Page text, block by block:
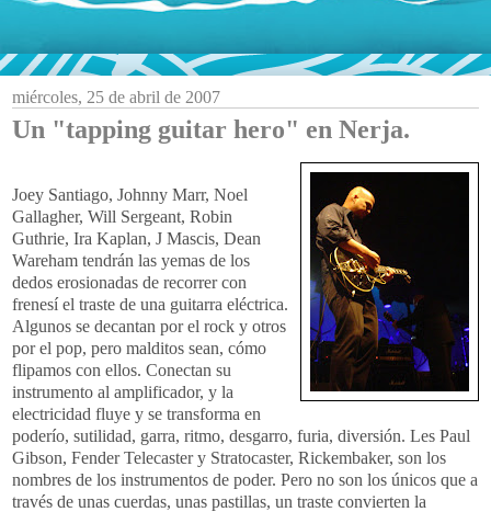
miércoles, 25 de abril de 2007
Un "tapping guitar hero" en Nerja.
Joey Santiago, Johnny Marr, Noel
Gallagher, Will Sergeant, Robin
Guthrie, Ira Kaplan, J Mascis, Dean
Wareham tendrán las yemas de los
dedos erosionadas de recorrer con
frenesí el traste de una guitarra eléctrica.
Algunos se decantan por el rock y otros
por el pop, pero malditos sean, cómo
flipamos con ellos. Conectan su
instrumento al amplificador, y la
electricidad fluye y se transforma en
poderío, sutilidad, garra, ritmo, desgarro, furia, diversión. Les Paul
Gibson, Fender Telecaster y Stratocaster, Rickembaker, son los
nombres de los instrumentos de poder. Pero no son los únicos que a
través de unas cuerdas, unas pastillas, un traste convierten la